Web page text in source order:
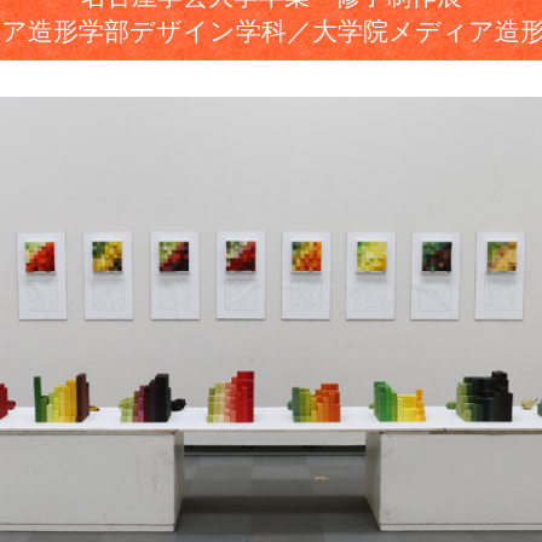
造形学部デザイン学科／大学院メディア造